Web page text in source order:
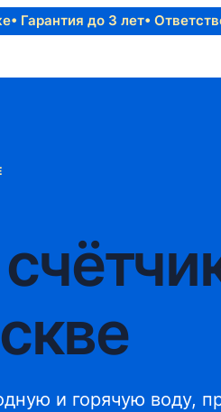
• Гарантия до 3 лет•
и горячую воду,